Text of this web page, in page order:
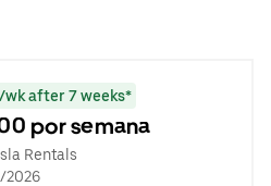
wk after 7 weeks*
por semana
Rentals
2026